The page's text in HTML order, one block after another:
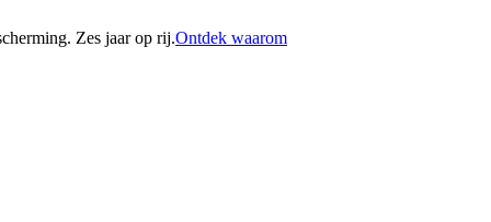
Zes jaar op rij.Ontdek waarom